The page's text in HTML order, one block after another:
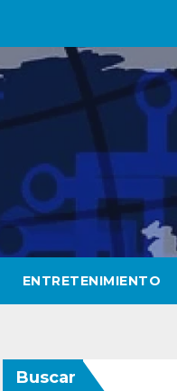
ENTRETENIMIENTO
Buscar